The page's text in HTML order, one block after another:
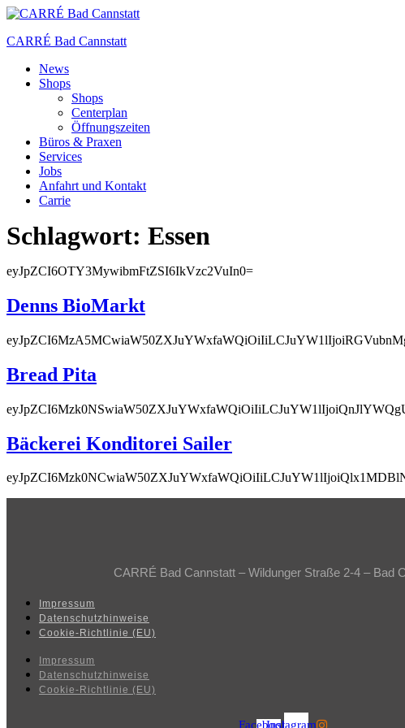
CARRÉ Bad Cannstatt
News
Shops
Shops
Centerplan
Öffnungszeiten
Büros & Praxen
Services
Jobs
Anfahrt und Kontakt
Carrie
Schlagwort: Essen
eyJpZCI6OTY3MywibmFtZSI6IkVzc2VuIn0=
Denns BioMarkt
Bread Pita
Bäckerei Konditorei Sailer
CARRÉ Bad Cannstatt – Wildunger Straße 2-4 – Bad
Impressum
Datenschutzhinweise
Cookie-Richtlinie (EU)
Impressum
Datenschutzhinweise
Cookie-Richtlinie (EU)
Facebook-Instagram